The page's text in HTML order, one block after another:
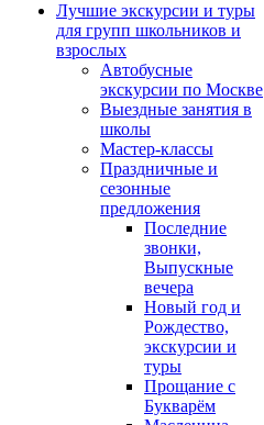
Лучшие экскурсии и туры
для групп школьников и
взрослых
Автобусные
экскурсии по Москве
Выездные занятия в
школы
Мастер-классы
Праздничные и
сезонные
предложения
Последние
звонки,
Выпускные
вечера
Новый год и
Рождество,
экскурсии и
туры
Прощание с
Букварём